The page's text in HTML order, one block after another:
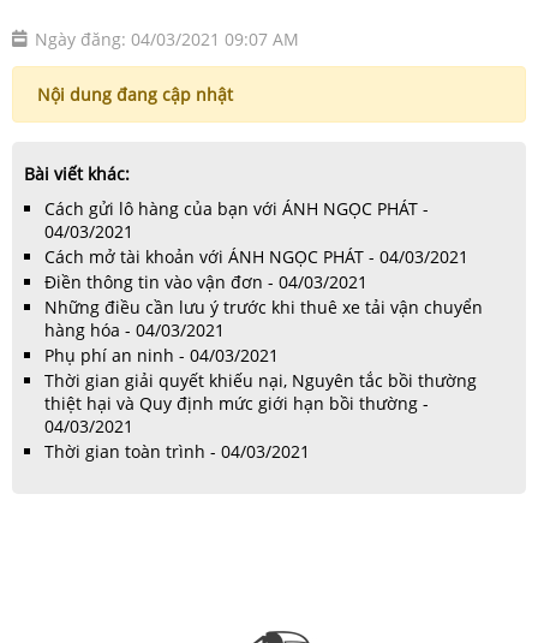
Ngày đăng: 04/03/2021 09:07 AM
Nội dung đang cập nhật
Bài viết khác:
Cách gửi lô hàng của bạn với ÁNH NGỌC PHÁT -
04/03/2021
Cách mở tài khoản với ÁNH NGỌC PHÁT - 04/03/2021
Điền thông tin vào vận đơn - 04/03/2021
Những điều cần lưu ý trước khi thuê xe tải vận chuyển
hàng hóa - 04/03/2021
Phụ phí an ninh - 04/03/2021
Thời gian giải quyết khiếu nại, Nguyên tắc bồi thường
thiệt hại và Quy định mức giới hạn bồi thường -
04/03/2021
Thời gian toàn trình - 04/03/2021